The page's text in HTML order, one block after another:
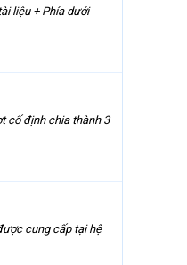
liệu + Phía dưới
cố định chia thành 3
cung cấp tại hệ